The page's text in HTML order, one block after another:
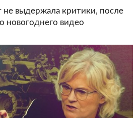
не выдержала критики, после
новогоднего видео